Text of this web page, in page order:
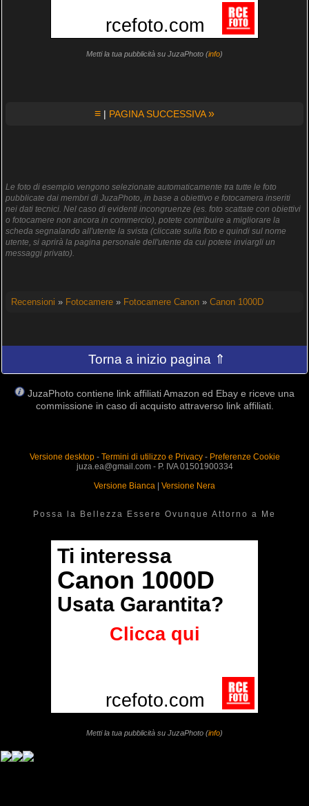
Metti la tua pubblicità su JuzaPhoto (info)
≡ | PAGINA SUCCESSIVA»
Le foto di esempio vengono selezionate automaticamente tra tutte le foto
pubblicate dai membri di JuzaPhoto, in base a obiettivo e fotocamera inseriti
nei dati tecnici. Nel caso di evidenti incongruenze (es. foto scattate con obiettivi
o fotocamere non ancora in commercio), potete contribuire a migliorare la
scheda segnalando all'utente la svista (cliccate sulla foto e quindi sul nome
utente, si aprirà la pagina personale dell'utente da cui potete inviargli un
messaggi privato).
Recensioni » Fotocamere» Fotocamere Canon» Canon 1000D
Torna a inizio pagina ⇑
JuzaPhoto contiene link affiliati Amazon ed Ebay e riceve una
commissione in caso di acquisto attraverso link affiliati.
Versione desktop- Termini di utilizzo e Privacy- Preferenze Cookie
juza.ea@gmail.com - P. IVA 01501900334
Versione Bianca | Versione Nera
Possa la Bellezza Essere Ovunque Attorno a Me
Metti la tua pubblicità su JuzaPhoto (info)